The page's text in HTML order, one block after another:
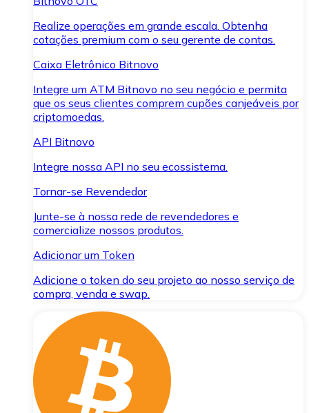
Realize operações em grande escala. Obtenha
cotações premium com o seu gerente de contas.
Caixa Eletrônico Bitnovo
Integre um ATM Bitnovo no seu negócio e permita
que os seus clientes comprem cupões canjeáveis por
criptomoedas.
API Bitnovo
Integre nossa API no seu ecossistema.
Tornar-se Revendedor
Junte-se à nossa rede de revendedores e
comercialize nossos produtos.
Adicionar um Token
Adicione o token do seu projeto ao nosso serviço de
compra, venda e swap.